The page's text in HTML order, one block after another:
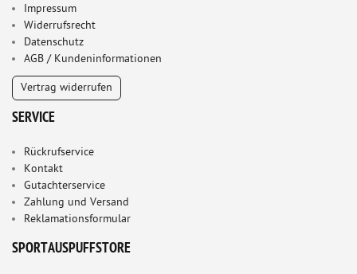
Impressum
Widerrufsrecht
Datenschutz
AGB / Kundeninformationen
Vertrag widerrufen
SERVICE
Rückrufservice
Kontakt
Gutachterservice
Zahlung und Versand
Reklamationsformular
SPORTAUSPUFFSTORE